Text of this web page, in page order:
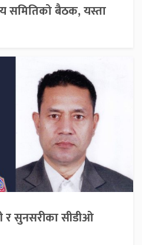
समितिको बैठक, यस्ता
र सुनसरीका सीडीओ